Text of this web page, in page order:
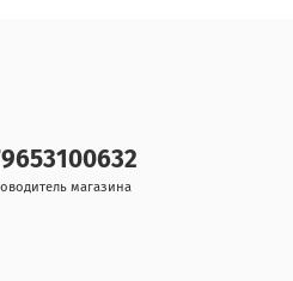
магазина